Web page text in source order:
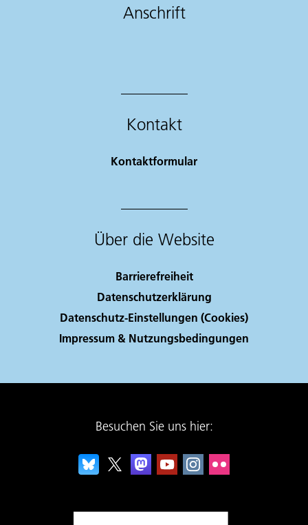
Anschrift
Kontakt
Kontaktformular
Über die Website
Barrierefreiheit
Datenschutzerklärung
Datenschutz-Einstellungen (Cookies)
Impressum & Nutzungsbedingungen
Besuchen Sie uns hier: